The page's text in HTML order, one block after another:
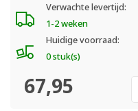
Verwachte levertijd:
1-2 weken
Huidige voorraad:
0 stuk(s)
67,95